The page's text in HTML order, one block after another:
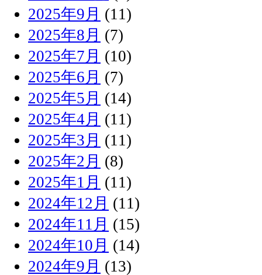
2025年9月 (11)
2025年8月 (7)
2025年7月 (10)
2025年6月 (7)
2025年5月 (14)
2025年4月 (11)
2025年3月 (11)
2025年2月 (8)
2025年1月 (11)
2024年12月 (11)
2024年11月 (15)
2024年10月 (14)
2024年9月 (13)